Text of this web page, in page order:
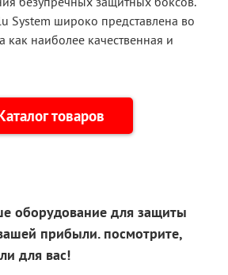
System широко представлена во
как наиболее качественная и
товаров
оборудование для защиты
прибыли. посмотрите,
для вас!